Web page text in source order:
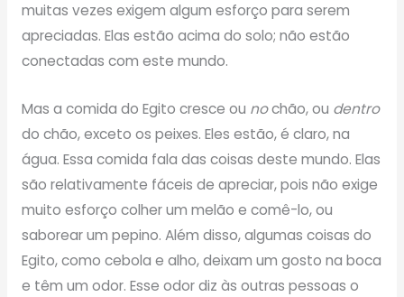
muitas vezes exigem algum esforço para serem
apreciadas. Elas estão acima do solo; não estão
conectadas com este mundo.
Mas a comida do Egito cresce ou nochão, ou dentro
do chão, exceto os peixes. Eles estão, é claro, na
água. Essa comida fala das coisas deste mundo. Elas
são relativamente fáceis de apreciar, pois não exige
muito esforço colher um melão e comê-lo, ou
saborear um pepino. Além disso, algumas coisas do
Egito, como cebola e alho, deixam um gosto na boca
e têm um odor. Esse odor diz às outras pessoas o